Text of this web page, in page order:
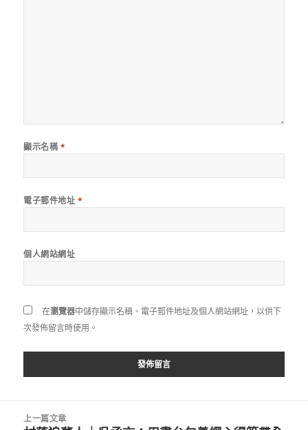
顯示名稱 *
電子郵件地址 *
個人網站網址
在瀏覽器中儲存顯示名稱、電子郵件地址及個人網站網址，以供下
次發佈留言時使用。
上一篇文章